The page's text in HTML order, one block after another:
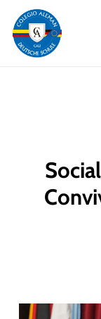
main
content